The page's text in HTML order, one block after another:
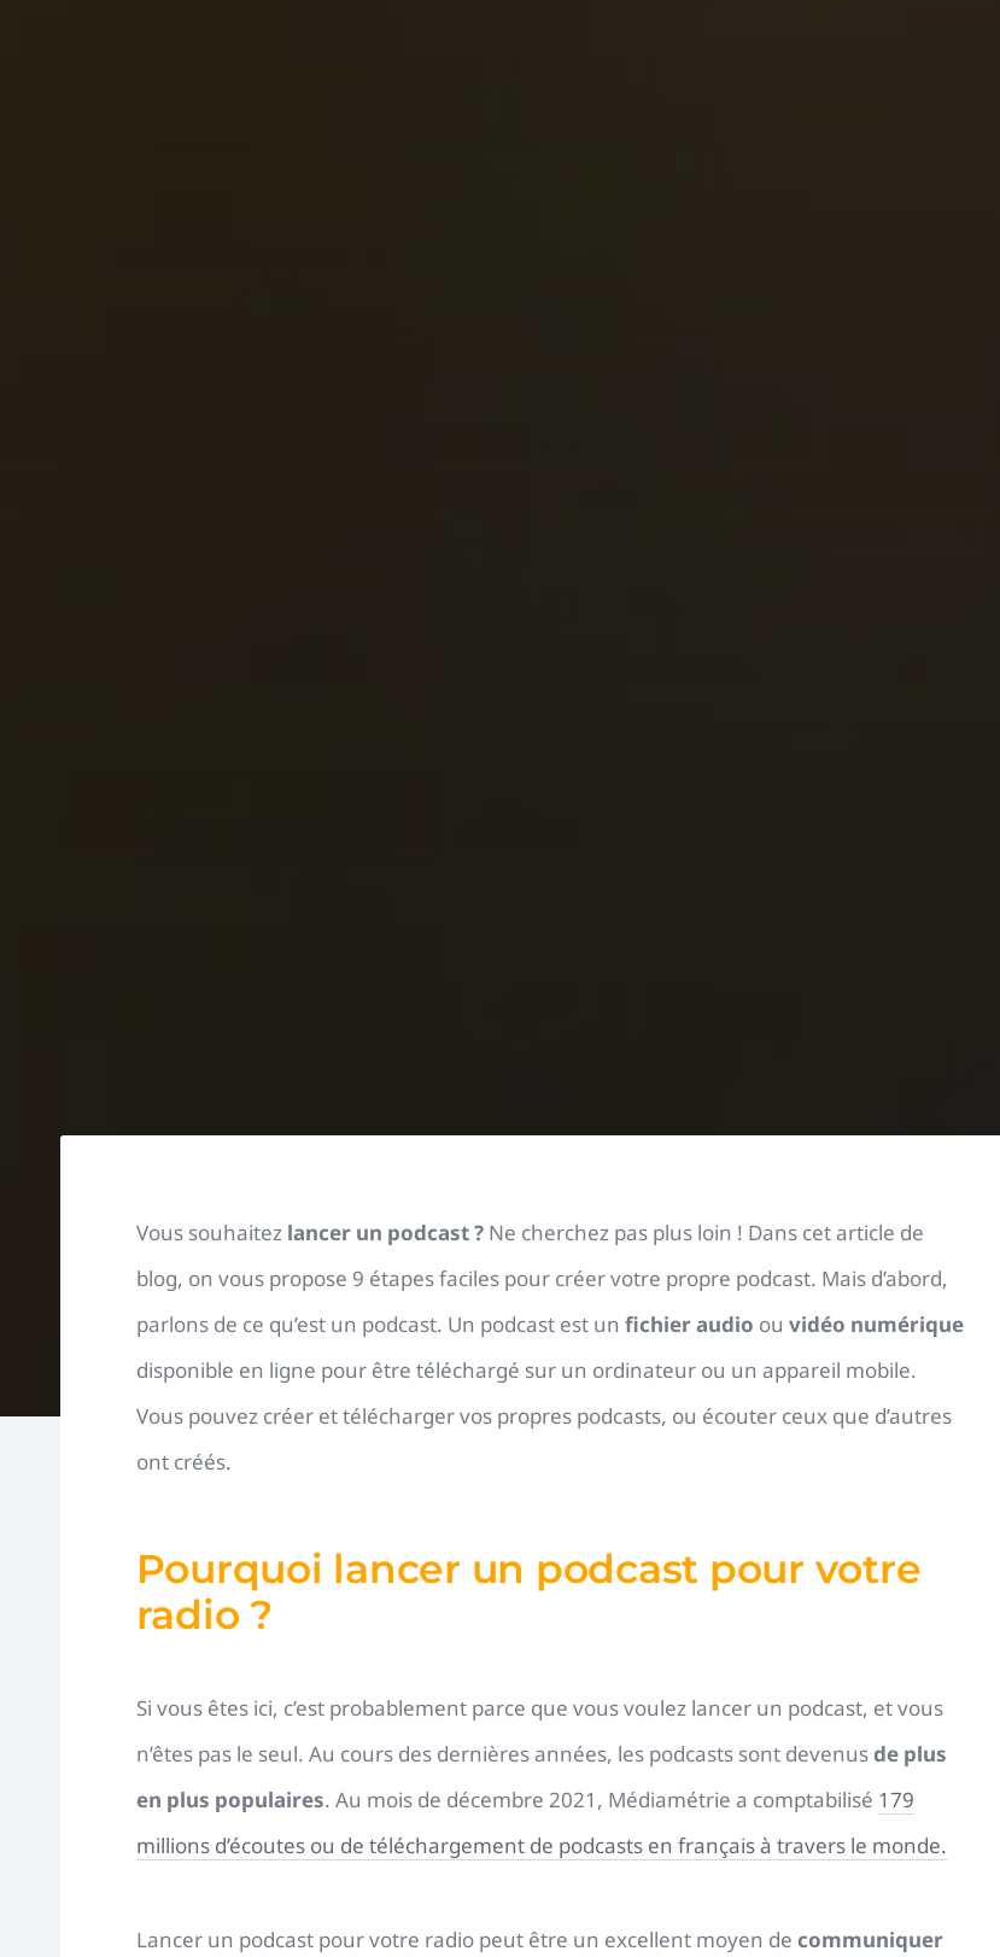
Vous souhaitezlancer un podcast ?Ne cherchez pas plus loin ! Dans cet article de
blog, on vous propose 9 étapes faciles pour créer votre propre podcast. Mais d’abord,
parlons de ce qu’est un podcast. Un podcast est un fichier audio ou vidéo numérique
disponible en ligne pour être téléchargé sur un ordinateur ou un appareil mobile.
Vous pouvez créer et télécharger vos propres podcasts, ou écouter ceux que d’autres
ont créés.
Pourquoi lancer un podcast pour votre
radio ?
Si vous êtes ici, c’est probablement parce que vous voulez lancer un podcast, et vous
n’êtes pas le seul. Au cours des dernières années, les podcasts sont devenusde plus
en plus populaires. Au mois de décembre 2021, Médiamétrie a comptabilisé 179
millions d’écoutes ou de téléchargement de podcasts en français à travers le monde.
Lancer un podcast pour votre radio peut être un excellent moyen de communiquer